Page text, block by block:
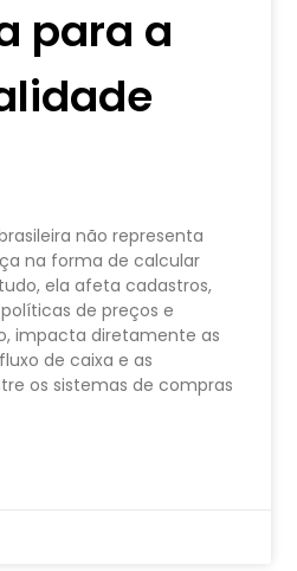
para a
não representa
na forma de calcular
ela afeta cadastros,
de preços e
impacta diretamente as
de caixa e as
os sistemas de compras